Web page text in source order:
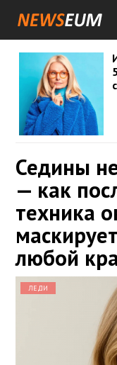
Седины
— как
техника
любой
ЛЕДИ